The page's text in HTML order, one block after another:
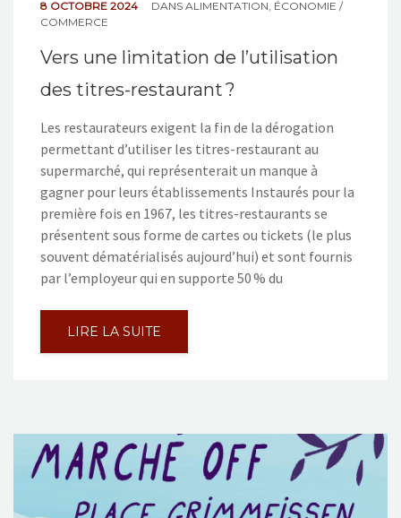
8 OCTOBRE 2024 DANS ALIMENTATION, ÉCONOMIE /
COMMERCE
Vers une limitation de l’utilisation
des titres-restaurant ?
Les restaurateurs exigent la fin de la dérogation
permettant d’utiliser les titres-restaurant au
supermarché, qui représenterait un manque à
gagner pour leurs établissements Instaurés pour la
première fois en 1967, les titres-restaurants se
présentent sous forme de cartes ou tickets (le plus
souvent dématérialisés aujourd’hui) et sont fournis
par l’employeur qui en supporte 50 % du
LIRE LA SUITE